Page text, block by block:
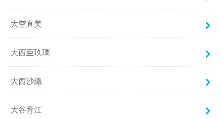
大空直美
大西亜玖璃
大西沙織
大谷育江